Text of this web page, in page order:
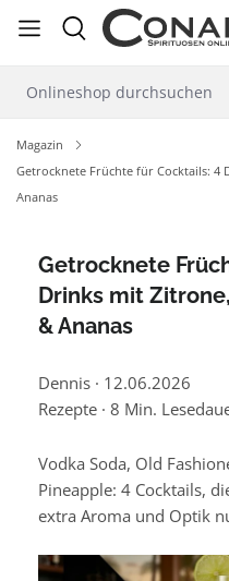
springen
Magazin
Getrocknete Früchte für Cocktails:
Ananas
Getrocknete
Drinks mit
& Ananas
Dennis · 12.06.2026
Rezepte · 8 Min.
Vodka Soda, Old
Pineapple: 4 Cocktails,
extra Aroma und Optik